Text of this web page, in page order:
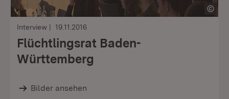
Interview 19.11.2016
Flüchtlingsrat Baden-
Württemberg
Bilder ansehen